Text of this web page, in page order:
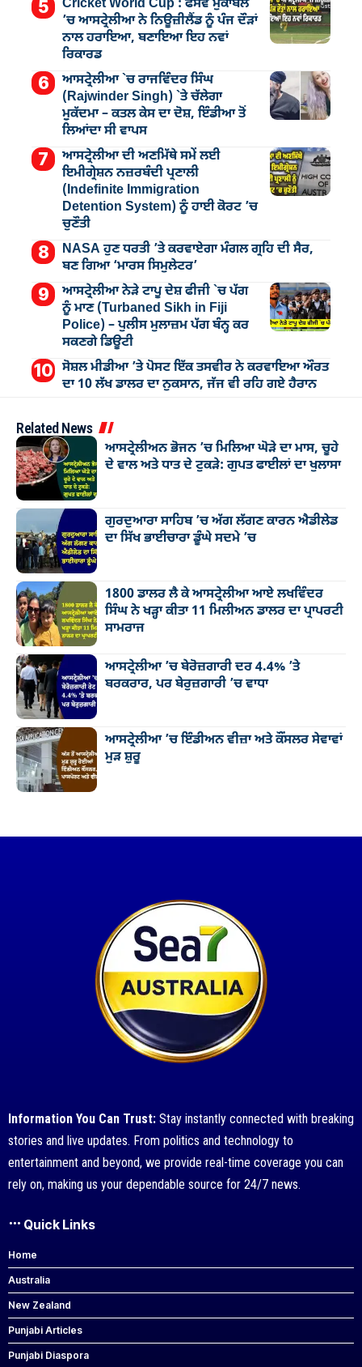
Cricket World Cup : ਫਸਵੇਂ ਮੁਕਾਬਲੇ
’ਚ ਆਸਟ੍ਰੇਲੀਆ ਨੇ ਨਿਊਜ਼ੀਲੈਂਡ ਨੂੰ ਪੰਜ ਦੌੜਾਂ
ਨਾਲ ਹਰਾਇਆ, ਬਣਾਇਆ ਇਹ ਨਵਾਂ
ਰਿਕਾਰਡ
ਆਸਟ੍ਰੇਲੀਆ `ਚ ਰਾਜਵਿੰਦਰ ਸਿੰਘ
(Rajwinder Singh) `ਤੇ ਚੱਲੇਗਾ
ਮੁੁਕੱਦਮਾ – ਕਤਲ ਕੇਸ ਦਾ ਦੋਸ਼, ਇੰਡੀਆ ਤੋਂ
ਲਿਆਂਦਾ ਸੀ ਵਾਪਸ
ਆਸਟ੍ਰੇਲੀਆ ਦੀ ਅਣਮਿੱਥੇ ਸਮੇਂ ਲਈ
ਇਮੀਗ੍ਰੇਸ਼ਨ ਨਜ਼ਰਬੰਦੀ ਪ੍ਰਣਾਲੀ
(Indefinite Immigration
Detention System) ਨੂੰ ਹਾਈ ਕੋਰਟ ’ਚ
ਚੁਣੌਤੀ
NASA ਹੁਣ ਧਰਤੀ ’ਤੇ ਕਰਵਾਏਗਾ ਮੰਗਲ ਗ੍ਰਹਿ ਦੀ ਸੈਰ,
ਬਣ ਗਿਆ ‘ਮਾਰਸ ਸਿਮੁਲੇਟਰ’
ਆਸਟ੍ਰੇਲੀਆ ਨੇੜੇ ਟਾਪੂ ਦੇਸ਼ ਫੀਜੀ `ਚ ਪੱਗ
ਨੂੰ ਮਾਣ (Turbaned Sikh in Fiji
Police) – ਪੁਲੀਸ ਮੁਲਾਜ਼ਮ ਪੱਗ ਬੰਨ੍ਹ ਕਰ
ਸਕਣਗੇ ਡਿਊਟੀ
ਸੋਸ਼ਲ ਮੀਡੀਆ ’ਤੇ ਪੋਸਟ ਇੱਕ ਤਸਵੀਰ ਨੇ ਕਰਵਾਇਆ ਔਰਤ
ਦਾ 10 ਲੱਖ ਡਾਲਰ ਦਾ ਨੁਕਸਾਨ, ਜੱਜ ਵੀ ਰਹਿ ਗਏ ਹੈਰਾਨ
Related News
ਆਸਟ੍ਰੇਲੀਅਨ ਭੋਜਨ ’ਚ ਮਿਲਿਆ ਘੋੜੇ ਦਾ ਮਾਸ, ਚੂਹੇ
ਦੇ ਵਾਲ ਅਤੇ ਧਾਤ ਦੇ ਟੁਕੜੇ: ਗੁਪਤ ਫਾਈਲਾਂ ਦਾ ਖੁਲਾਸਾ
ਗੁਰਦੁਆਰਾ ਸਾਹਿਬ ’ਚ ਅੱਗ ਲੱਗਣ ਕਾਰਨ ਐਡੀਲੇਡ
ਦਾ ਸਿੱਖ ਭਾਈਚਾਰਾ ਡੂੰਘੇ ਸਦਮੇ ’ਚ
1800 ਡਾਲਰ ਲੈ ਕੇ ਆਸਟ੍ਰੇਲੀਆ ਆਏ ਲਖਵਿੰਦਰ
ਸਿੰਘ ਨੇ ਖੜ੍ਹਾ ਕੀਤਾ 11 ਮਿਲੀਅਨ ਡਾਲਰ ਦਾ ਪ੍ਰਾਪਰਟੀ
ਸਾਮਰਾਜ
ਆਸਟ੍ਰੇਲੀਆ ’ਚ ਬੇਰੋਜ਼ਗਾਰੀ ਦਰ 4.4% ’ਤੇ
ਬਰਕਰਾਰ, ਪਰ ਬੇਰੁਜ਼ਗਾਰੀ ’ਚ ਵਾਧਾ
ਆਸਟ੍ਰੇਲੀਆ ’ਚ ਇੰਡੀਅਨ ਵੀਜ਼ਾ ਅਤੇ ਕੌਂਸਲਰ ਸੇਵਾਵਾਂ
ਮੁੜ ਸ਼ੁਰੂ
Information You Can Trust: Stay instantly connected with breaking
stories and live updates. From politics and technology to
entertainment and beyond, we provide real-time coverage you can
rely on, making us your dependable source for 24/7 news.
Quick Links
Home
Australia
New Zealand
Punjabi Articles
Punjabi Diaspora